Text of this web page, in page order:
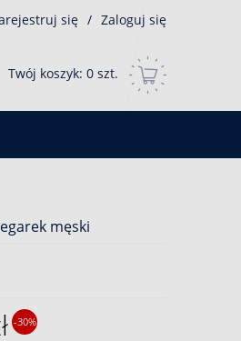
się / Zaloguj się
Twój koszyk: 0 szt.
męski
-30%